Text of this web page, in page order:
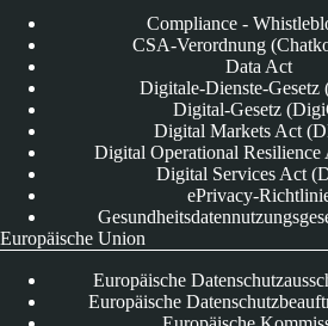
Compliance -
CSA-Verordnung
Data Act
Digitale-Dienste-Gesetz
Digital-Gesetz
Digital Markets Act
Digital Operational
Digital Services Act
ePrivacy-
Europäische Union
Europäische
Europäische